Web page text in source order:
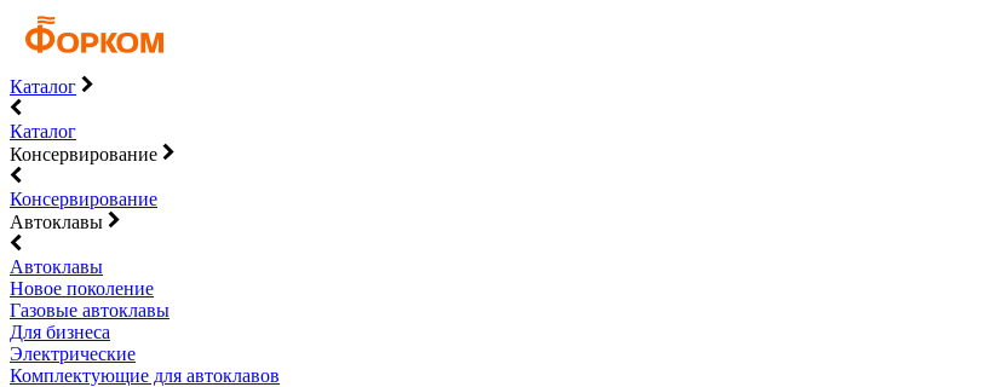
Каталог
Каталог
Консервирование
Консервирование
Автоклавы
Автоклавы
Новое поколение
Газовые автоклавы
Для бизнеса
Электрические
Комплектующие для автоклавов